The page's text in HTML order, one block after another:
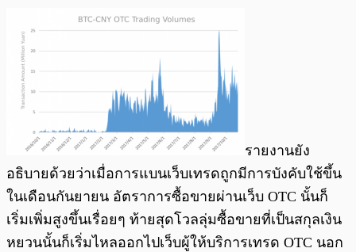
รายงานยัง
อธิบายด้วยว่าเมื่อการแบนเว็บเทรดถูกมีการบังคับใช้ขึ้น
ในเดือนกันยายน อัตราการซื้อขายผ่านเว็บ OTC นั้นก็
เริ่มเพิ่มสูงขึ้นเรื่อยๆ ท้ายสุดโวลลุ่มซื้อขายที่เป็นสกุลเงิน
หยวนนั้นก็เริ่มไหลออกไปเว็บผู้ให้บริการเทรด OTC นอก